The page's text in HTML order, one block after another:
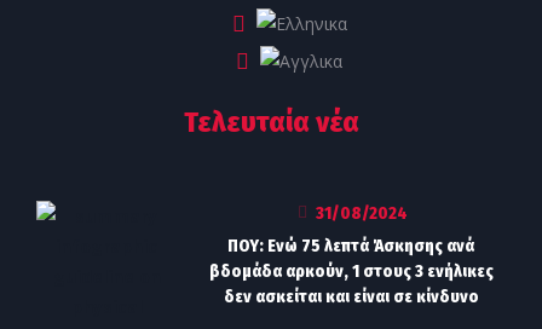
Τελευταία νέα
31/08/2024
ΠΟΥ: Ενώ 75 λεπτά Άσκησης ανά
βδομάδα αρκούν, 1 στους 3 ενήλικες
δεν ασκείται και είναι σε κίνδυνο